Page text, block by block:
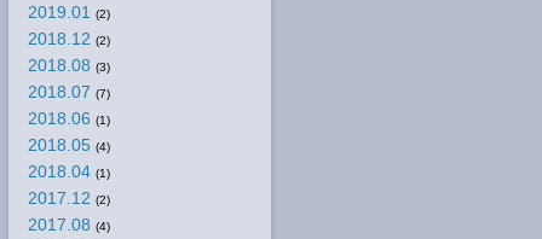
2019.01 (2)
2018.12 (2)
2018.08 (3)
2018.07 (7)
2018.06 (1)
2018.05 (4)
2018.04 (1)
2017.12 (2)
2017.08 (4)